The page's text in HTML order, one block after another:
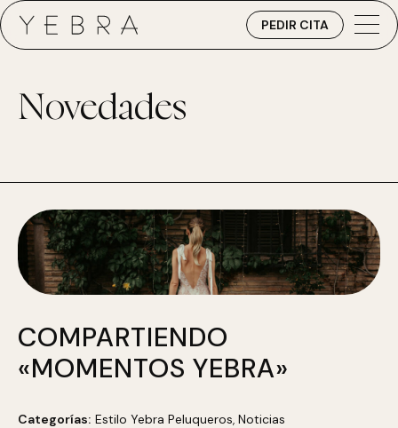
PEDIR CITA
Novedades
COMPARTIENDO
«MOMENTOS YEBRA»
Categorías: Estilo Yebra Peluqueros, Noticias